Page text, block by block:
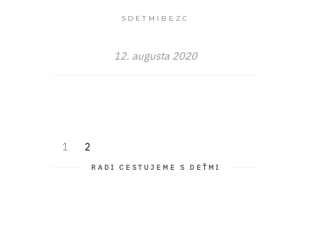
SDETMIBEZC
12. augusta 2020
1 2
RADI CESTUJEME S DEŤMI